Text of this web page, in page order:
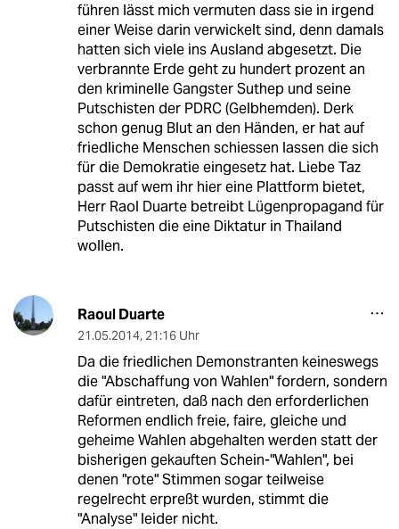
führen lässt mich vermuten dass sie in irgend
einer Weise darin verwickelt sind, denn damals
hatten sich viele ins Ausland abgesetzt. Die
verbrannte Erde geht zu hundert prozent an
den kriminelle Gangster Suthep und seine
Putschisten der PDRC (Gelbhemden). Derk
schon genug Blut an den Händen, er hat auf
friedliche Menschen schiessen lassen die sich
für die Demokratie eingesetz hat. Liebe Taz
passt auf wem ihr hier eine Plattform bietet,
Herr Raol Duarte betreibt Lügenpropagand für
Putschisten die eine Diktatur in Thailand
wollen.
Raoul Duarte
21.05.2014, 21:16 Uhr
Da die friedlichen Demonstranten keineswegs
die "Abschaffung von Wahlen" fordern, sondern
dafür eintreten, daß nach den erforderlichen
Reformen endlich freie, faire, gleiche und
geheime Wahlen abgehalten werden statt der
bisherigen gekauften Schein-"Wahlen", bei
denen "rote" Stimmen sogar teilweise
regelrecht erpreßt wurden, stimmt die
"Analyse" leider nicht.